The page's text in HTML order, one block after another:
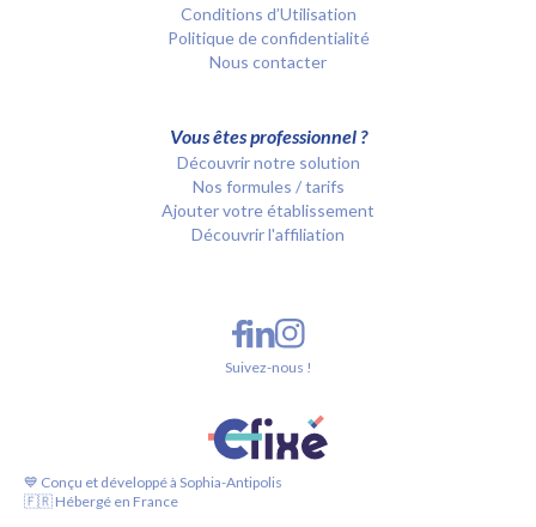
Conditions d’Utilisation
Politique de confidentialité
Nous contacter
Vous êtes professionnel ?
Découvrir notre solution
Nos formules / tarifs
Ajouter votre établissement
Découvrir l'affiliation
💙 Conçu et développé à Sophia-Antipolis
🇫🇷 Hébergé en France
Suivez-nous !